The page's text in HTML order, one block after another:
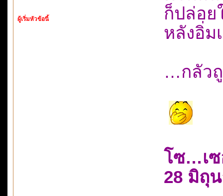
ผู้เริ่มหัวข้อนี้
ก็ปล่อย
หลังอิ่ม
…กลัว
โซ…เซ
28 มิถุ